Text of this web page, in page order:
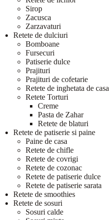
Sirop
Zacusca
Zarzavaturi
Retete de dulciuri
Bomboane
Fursecuri
Patiserie dulce
Prajituri
Prajituri de cofetarie
Retete de inghetata de casa
Retete Torturi
Creme
Pasta de Zahar
Retete de blaturi
Retete de patiserie si paine
Paine de casa
Retete de chifle
Retete de covrigi
Retete de cozonac
Retete de patiserie dulce
Retete de patiserie sarata
Retete de smoothies
Retete de sosuri
Sosuri calde